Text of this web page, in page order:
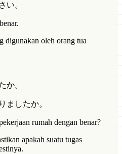
い。
digunakan oleh orang tua
か。
ましたか。
rumah dengan benar?
apakah suatu tugas